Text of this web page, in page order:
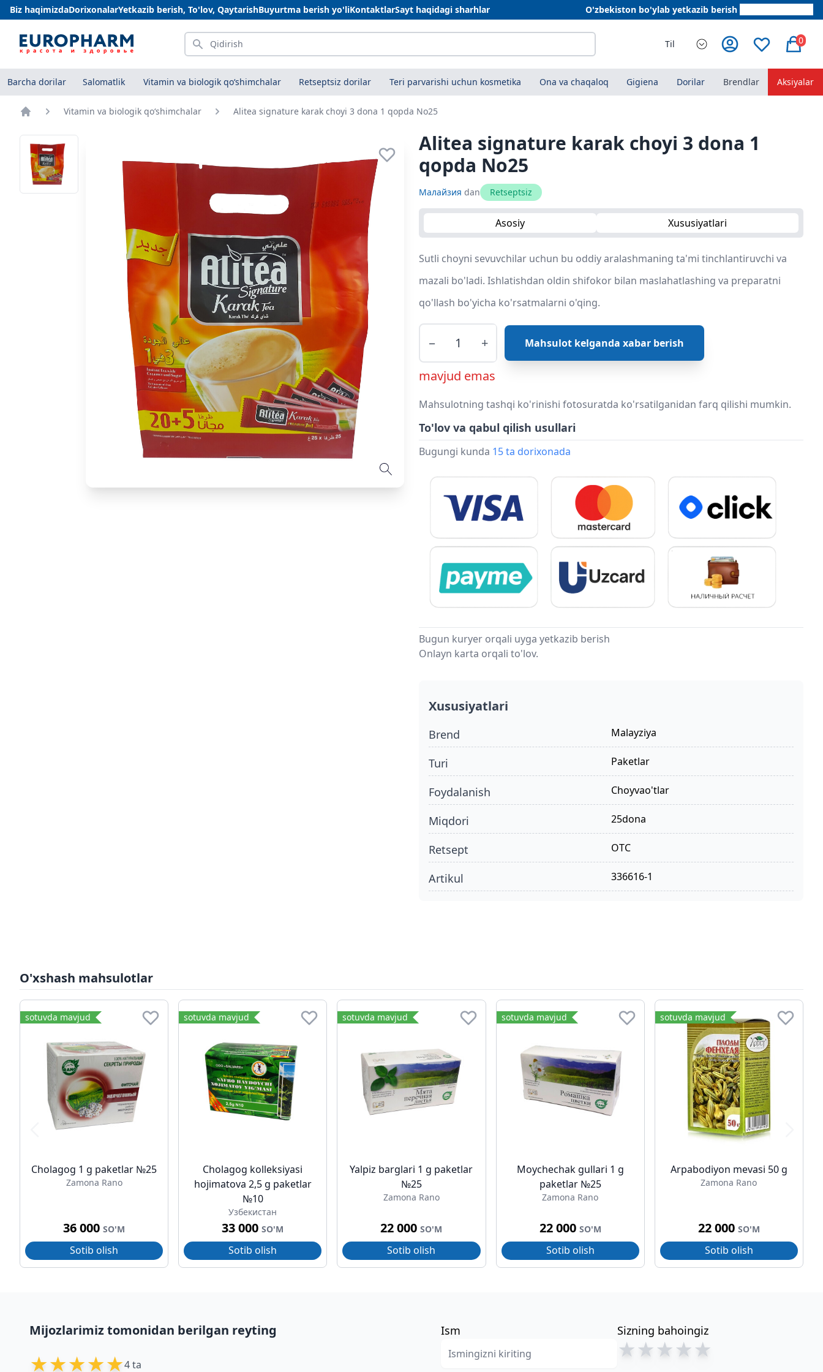
Biz haqimizdaDorixonalarYetkazib berish, To'lov, QaytarishBuyurtma berish yo'liKontaktlarSayt haqidagi sharhlar O'zbekiston bo'ylab yetkazib berish
Qidirish Til 0
Barcha dorilar Salomatlik Vitamin va biologik qo‘shimchalar Retseptsiz dorilar Teri parvarishi uchun kosmetika Ona va chaqaloq Gigiena Dorilar Brendlar Aksiyalar
Vitamin va biologik qo‘shimchalar Alitea signature karak choyi 3 dona 1 qopda No25
Alitea signature karak choyi 3 dona 1
qopda No25
Малайзия dan Retseptsiz
Asosiy Xususiyatlari
Sutli choyni sevuvchilar uchun bu oddiy aralashmaning ta'mi tinchlantiruvchi va
mazali bo'ladi. Ishlatishdan oldin shifokor bilan maslahatlashing va preparatni
qo'llash bo'yicha ko'rsatmalarni o'qing.
− + Mahsulot kelganda xabar berish
mavjud emas
Mahsulotning tashqi ko'rinishi fotosuratda ko'rsatilganidan farq qilishi mumkin.
To'lov va qabul qilish usullari
Bugungi kunda 15 ta dorixonada
Bugun kuryer orqali uyga yetkazib berish
Onlayn karta orqali to'lov.
Xususiyatlari
Brend Malayziya
turi paketlar
foydalanish choyvao'tlar
miqdori 25dona
retsept OTC
Artikul 336616-1
O'xshash mahsulotlar
sotuvda mavjud
Cholagog 1 g paketlar №25
Zamona Rano
36 000SO'M
Sotib olish
sotuvda mavjud
Cholagog kolleksiyasi
hojimatova 2,5 g paketlar
№10
Узбекистан
33 000SO'M
Sotib olish
sotuvda mavjud
Yalpiz barglari 1 g paketlar
№25
Zamona Rano
22 000SO'M
Sotib olish
sotuvda mavjud
Moychechak gullari 1 g
paketlar №25
Zamona Rano
22 000 SO'M
Sotib olish
sotuvda mavjud
Arpabodiyon mevasi 50 g
Zamona Rano
22 000 SO'M
Sotib olish
Mijozlarimiz tomonidan berilgan reyting
★★★★★4 ta
Ism Sizning bahoingiz
★★★★★